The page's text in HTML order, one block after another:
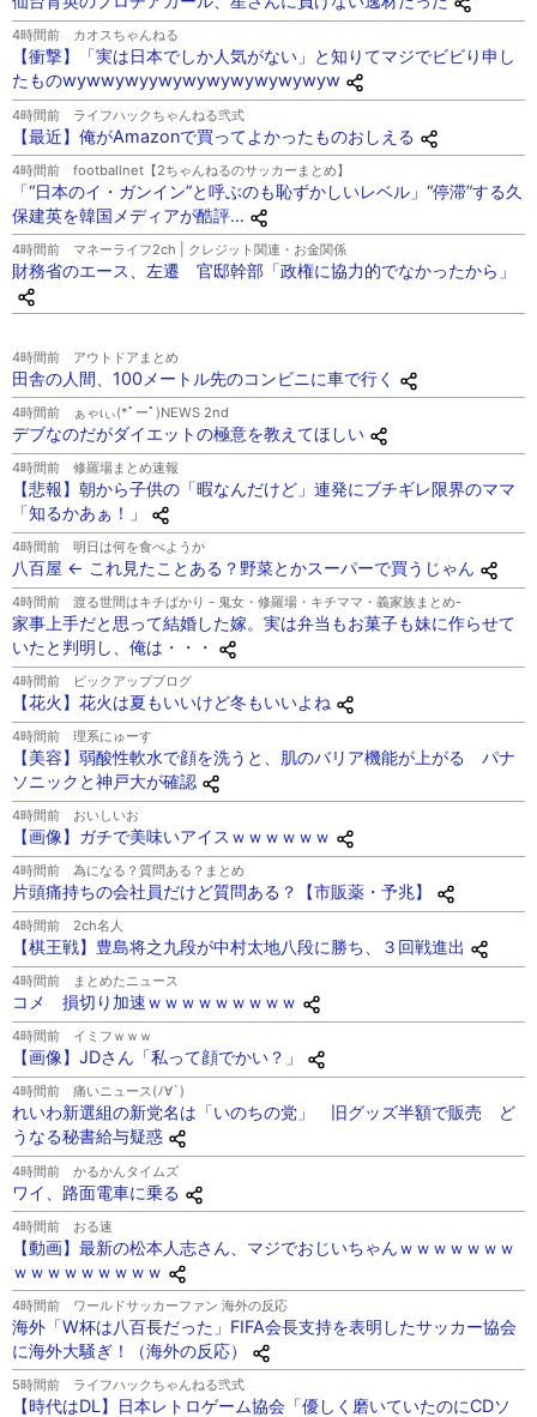
4時間前 カオスちゃんねる
【衝撃】「実は日本でしか人気がない」と知りてマジでビビり申し
たものwywwywyywywywywywywywyw
4時間前 ライフハックちゃんねる弐式
【最近】俺がAmazonで買ってよかったものおしえる
4時間前 footballnet【2ちゃんねるのサッカーまとめ】
「“日本のイ・ガンイン”と呼ぶのも恥ずかしいレベル」“停滞”する久
保建英を韓国メディアが酷評…
4時間前 マネーライフ2ch | クレジット関連・お金関係
財務省のエース、左遷 官邸幹部「政権に協力的でなかったから」
4時間前 アウトドアまとめ
田舎の人間、100メートル先のコンビニに車で行く
4時間前 ぁゃιぃ(*ﾟーﾟ)NEWS 2nd
デブなのだがダイエットの極意を教えてほしい
4時間前 修羅場まとめ速報
【悲報】朝から子供の「暇なんだけど」連発にブチギレ限界のママ
「知るかあぁ！」
4時間前 明日は何を食べようか
八百屋 ← これ見たことある？野菜とかスーパーで買うじゃん
4時間前 渡る世間はキチばかり - 鬼女・修羅場・キチママ・義家族まとめ-
家事上手だと思って結婚した嫁。実は弁当もお菓子も妹に作らせて
いたと判明し、俺は・・・
4時間前 ピックアップブログ
【花火】花火は夏もいいけど冬もいいよね
4時間前 理系にゅーす
【美容】弱酸性軟水で顔を洗うと、肌のバリア機能が上がる パナ
ソニックと神戸大が確認
4時間前 おいしいお
【画像】ガチで美味いアイスｗｗｗｗｗｗ
4時間前 為になる？質問ある？まとめ
片頭痛持ちの会社員だけど質問ある？【市販薬・予兆】
4時間前 2ch名人
【棋王戦】豊島将之九段が中村太地八段に勝ち、３回戦進出
4時間前 まとめたニュース
コメ 損切り加速ｗｗｗｗｗｗｗｗｗ
4時間前 イミフｗｗｗ
【画像】JDさん「私って顔でかい？」
4時間前 痛いニュース(ﾉ∀`)
れいわ新選組の新党名は「いのちの党」 旧グッズ半額で販売 ど
うなる秘書給与疑惑
4時間前 かるかんタイムズ
ワイ、路面電車に乗る
4時間前 おる速
【動画】最新の松本人志さん、マジでおじいちゃんｗｗｗｗｗｗｗ
ｗｗｗｗｗｗｗｗｗ
4時間前 ワールドサッカーファン 海外の反応
海外「W杯は八百長だった」FIFA会長支持を表明したサッカー協会
に海外大騒ぎ！（海外の反応）
5時間前 ライフハックちゃんねる弐式
【時代はDL】日本レトロゲーム協会「優しく磨いていたのにCDソ